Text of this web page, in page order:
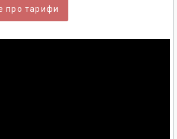
про тарифи